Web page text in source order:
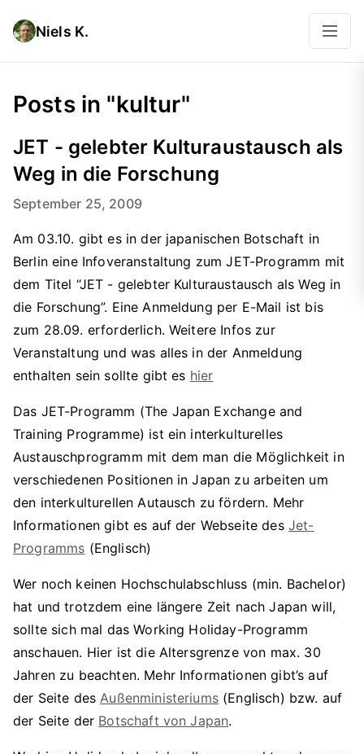
Niels K.
Posts in "kultur"
JET - gelebter Kulturaustausch als
Weg in die Forschung
September 25, 2009
Am 03.10. gibt es in der japanischen Botschaft in
Berlin eine Infoveranstaltung zum JET-Programm mit
dem Titel “JET - gelebter Kulturaustausch als Weg in
die Forschung”. Eine Anmeldung per E-Mail ist bis
zum 28.09. erforderlich. Weitere Infos zur
Veranstaltung und was alles in der Anmeldung
enthalten sein sollte gibt es hier
Das JET-Programm (The Japan Exchange and
Training Programme) ist ein interkulturelles
Austauschprogramm mit dem man die Möglichkeit in
verschiedenen Positionen in Japan zu arbeiten um
den interkulturellen Autausch zu fördern. Mehr
Informationen gibt es auf der Webseite des Jet-
Programms (Englisch)
Wer noch keinen Hochschulabschluss (min. Bachelor)
hat und trotzdem eine längere Zeit nach Japan will,
sollte sich mal das Working Holiday-Programm
anschauen. Hier ist die Altersgrenze von max. 30
Jahren zu beachten. Mehr Informationen gibt’s auf
der Seite desAußenministeriums(Englisch) bzw. auf
der Seite der Botschaft von Japan.